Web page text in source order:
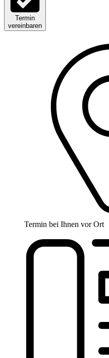
Termin
vereinbaren
Termin bei Ihnen vor Ort